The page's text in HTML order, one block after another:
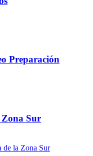
Preparación
Sur